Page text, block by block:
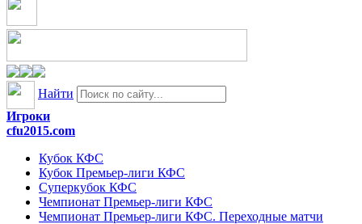
Найти
Игроки
cfu2015.com
Кубок КФС
Кубок Премьер-лиги КФС
Суперкубок КФС
Чемпионат Премьер-лиги КФС
Чемпионат Премьер-лиги КФС. Переходные матчи